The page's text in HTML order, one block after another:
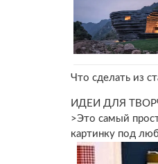
Что сделать из
ИДЕИ ДЛЯ
>Это самый
картинку под